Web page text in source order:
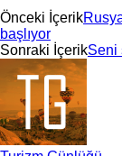
Önceki İçerik
başlıyor
Sonraki İçerikSeni